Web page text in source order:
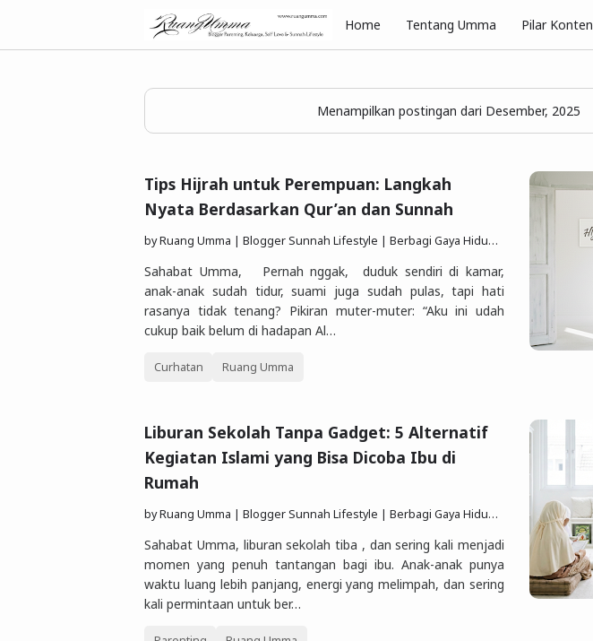
Home Tentang Umma Pilar Konten
Menampilkan postingan dari Desember, 2025
Tips Hijrah untuk Perempuan: Langkah
Nyata Berdasarkan Qur’an dan Sunnah
byRuang Umma | Blogger Sunnah Lifestyle | Berbagi Gaya Hidup Sesuai Quran Sunnah
Sahabat Umma, Pernah nggak, duduk sendiri di kamar,
anak-anak sudah tidur, suami juga sudah pulas, tapi hati
rasanya tidak tenang? Pikiran muter-muter: “Aku ini udah
cukup baik belum di hadapan Al…
Curhatan Ruang Umma
Liburan Sekolah Tanpa Gadget: 5 Alternatif
Kegiatan Islami yang Bisa Dicoba Ibu di
Rumah
byRuang Umma | Blogger Sunnah Lifestyle | Berbagi Gaya Hidup Sesuai Quran Sunnah
Sahabat Umma, liburan sekolah tiba , dan sering kali menjadi
momen yang penuh tantangan bagi ibu. Anak-anak punya
waktu luang lebih panjang, energi yang melimpah, dan sering
kali permintaan untuk ber…